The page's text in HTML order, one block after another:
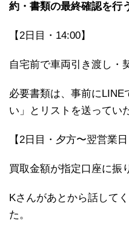
約・書類の最終確認を行
【2日目・14:00】
自宅前で車両引き渡し・
必要書類は、事前にLINE
い」とリストを送ってい
【2日目・夕方〜翌営業日
買取金額が指定口座に振
Kさんがあとから話して
た。